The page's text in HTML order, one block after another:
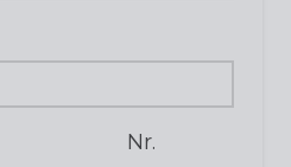
Nr.